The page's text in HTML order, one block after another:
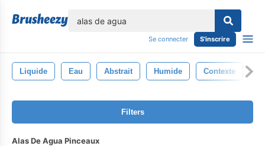
Se connecter S'inscrire
Liquide Eau Abstrait Humide Contexte
Filters
Alas De Agua Pinceaux